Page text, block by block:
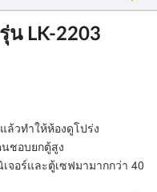
น LK-2203
ล้วทำให้ห้องดูโปร่ง
ชอบยกตู้สูง
จอร์และตู้เซฟมามากกว่า 40